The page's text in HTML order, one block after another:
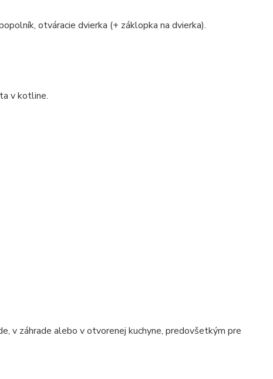
otváracie dvierka (+ záklopka na dvierka).
v kotline.
v záhrade alebo v otvorenej kuchyne, predovšetkým pre